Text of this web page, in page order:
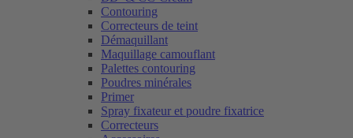
Contouring
Correcteurs de teint
Démaquillant
Maquillage camouflant
Palettes contouring
Poudres minérales
Primer
Spray fixateur et poudre fixatrice
Correcteurs